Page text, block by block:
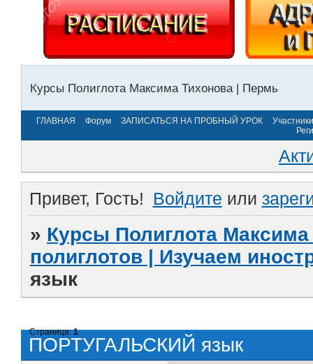
Курсы Полиглота Максима Тихонова | Пермь
ГЛАВНАЯ Форум ЗАПИСАТЬСЯ НА ПРОБНЫЙ УРОК
Участники
Привет, Гость! Войдите или
» Курсы Полиглота
полиглотов | Изучаем
язык
ПОРТУГАЛЬСКИЙ язык
Страница:1